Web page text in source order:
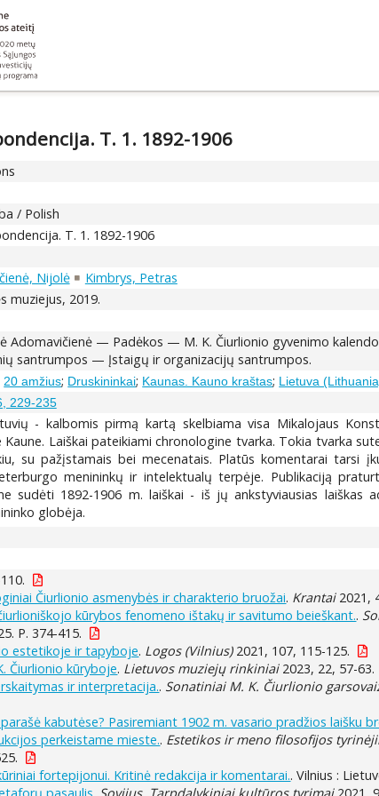
T. 1. 1892-1906
/ Polish
T. 1. 1892-1906
Nijolė
Kimbrys, Petras
muziejus, 2019.
Adomavičienė — Padėkos — M. K. Čiurlionio gyvenimo
santrumpos — Įstaigų ir organizacijų santrumpos.
20 amžius; Druskininkai; Kaunas. Kauno kraštas; Lietuva
229-235
- kalbomis pirmą kartą skelbiama visa Mikalojaus
Kaune. Laiškai pateikiami chronologine tvarka. Tokia tvarka
su pažįstamais bei mecenatais. Platūs komentarai tarsi
menininkų ir intelektualų terpėje. Publikaciją
sudėti 1892-1906 m. laiškai - iš jų ankstyviausias laiškas
globėja.
Čiurlionio asmenybės ir charakterio bruožai. Krantai2021,
kūrybos fenomeno ištakų ir savitumo beieškant..
P. 374-415.
estetikoje ir tapyboje. Logos (Vilnius)2021, 107, 115-125.
Čiurlionio kūryboje. Lietuvos muziejų rinkiniai2023, 22, 57-63.
ir interpretacija.. Sonatiniai M. K. Čiurlionio
kabutėse? Pasiremiant 1902 m. vasario pradžios laišku
perkeistame mieste.. Estetikos ir meno filosofijos
fortepijonui. Kritinė redakcija ir komentarai.. Vilnius :
pasaulis Sovijus. Tarpdalykiniai kultūros tyrimai2021,